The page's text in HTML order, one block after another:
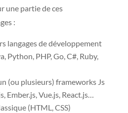
une partie de ces
:
langages de développement
Python, PHP, Go, C#, Ruby,
(ou plusieurs) frameworks Js
Ember.js, Vue.js, React.js…
(HTML, CSS)​